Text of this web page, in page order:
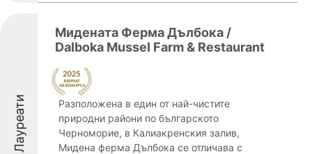
Лауреати
Мидената Ферма Дълбока /
Dalboka Mussel Farm & Restaurant
Разположена в един от най-чистите
природни райони по българското
Черноморие, в Калиакренския залив,
Мидена ферма Дълбока се отличава с